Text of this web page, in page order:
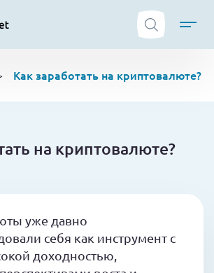
ТОП криптобирж
Криптовалюты
Кошельки
Как заработать на криптовалюте?
на криптовалюте?
уже давно
себя как инструмент с
доходностью,